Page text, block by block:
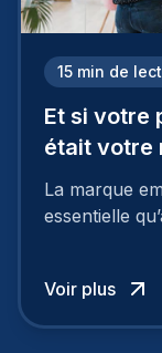
15 min de
Et si votre
était votre
La marque
essentielle
à
Voir plus